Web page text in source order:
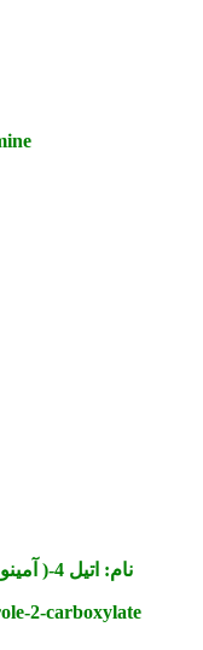
نام: اتیل 4-( آمینو متیل ) پیرول -2- کربوکسیلات هیدرو کلرید
2-carboxylate